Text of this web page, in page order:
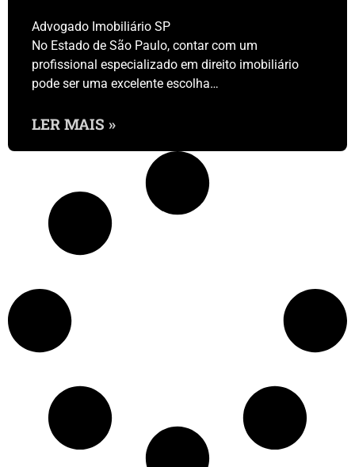
Advogado Imobiliário SP
No Estado de São Paulo, contar com um
profissional especializado em direito imobiliário
pode ser uma excelente escolha…
LER MAIS »